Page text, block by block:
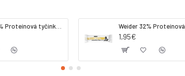
Weider 32% Proteínová tyčinka. 60 g jahoda
1,95€